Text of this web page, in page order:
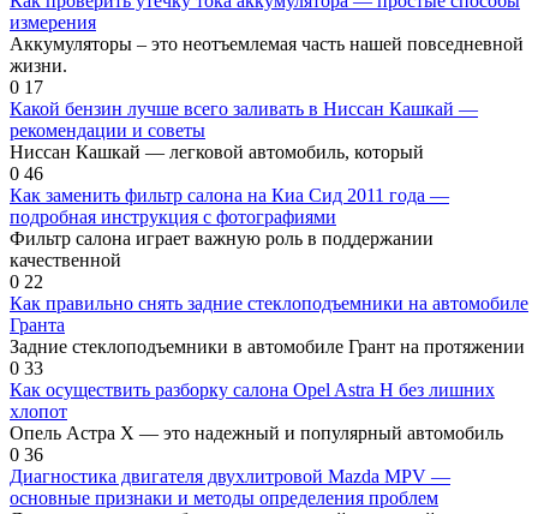
измерения
Аккумуляторы – это неотъемлемая часть нашей повседневной
жизни.
0 17
Какой бензин лучше всего заливать в Ниссан Кашкай —
рекомендации и советы
Ниссан Кашкай — легковой автомобиль, который
0 46
Как заменить фильтр салона на Киа Сид 2011 года —
подробная инструкция с фотографиями
Фильтр салона играет важную роль в поддержании
качественной
0 22
Как правильно снять задние стеклоподъемники на автомобиле
Гранта
Задние стеклоподъемники в автомобиле Грант на протяжении
0 33
Как осуществить разборку салона Opel Astra H без лишних
хлопот
Опель Астра Х — это надежный и популярный автомобиль
0 36
Диагностика двигателя двухлитровой Mazda MPV —
основные признаки и методы определения проблем